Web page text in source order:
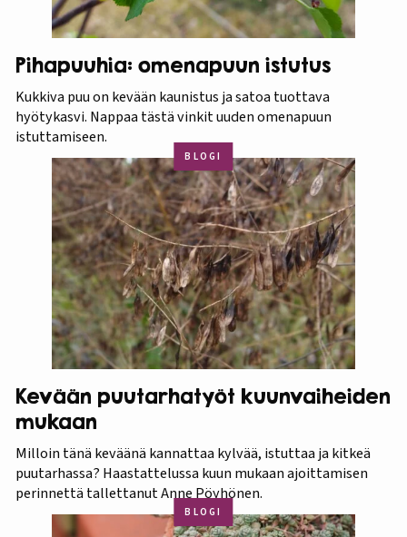
Pihapuuhia: omenapuun istutus
Kukkiva puu on kevään kaunistus ja satoa tuottava
hyötykasvi. Nappaa tästä vinkit uuden omenapuun
istuttamiseen.
BLOGI
Kevään puutarhatyöt kuunvaiheiden
mukaan
Milloin tänä keväänä kannattaa kylvää, istuttaa ja kitkeä
puutarhassa? Haastattelussa kuun mukaan ajoittamisen
perinnettä tallettanut Anne Pöyhönen.
BLOGI